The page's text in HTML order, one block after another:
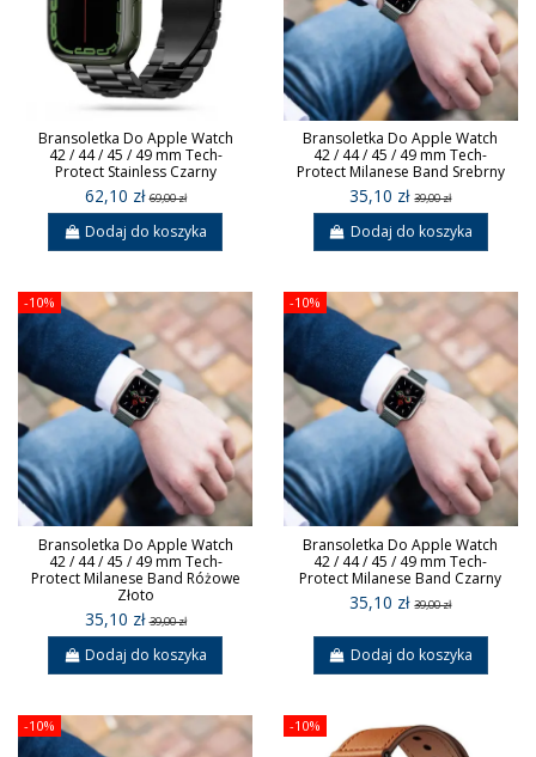
Bransoletka Do Apple Watch
42 / 44 / 45 / 49 mm Tech-
Protect Stainless Czarny
62,10 zł69,00 zł
Dodaj do koszyka
Bransoletka Do Apple Watch
42 / 44 / 45 / 49 mm Tech-
Protect Milanese Band Srebrny
35,10 zł39,00 zł
Dodaj do koszyka
-10%
Bransoletka Do Apple Watch
42 / 44 / 45 / 49 mm Tech-
Protect Milanese Band Różowe
Złoto
35,10 zł39,00 zł
Dodaj do koszyka
-10%
Bransoletka Do Apple Watch
42 / 44 / 45 / 49 mm Tech-
Protect Milanese Band Czarny
35,10 zł39,00 zł
Dodaj do koszyka
-10% -10%